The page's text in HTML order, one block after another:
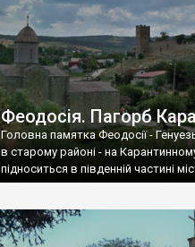
Феодосія. Пагорб
Головна памятка Феодосії -
в старому районі - на
підноситься в південній частині